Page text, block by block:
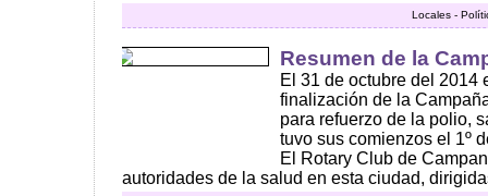
Locales -
Resumen de la
El 31 de octubre del 2014
finalización de la
para refuerzo de la polio,
tuvo sus comienzos el 1º
El Rotary Club de
autoridades de la salud en esta ciudad,